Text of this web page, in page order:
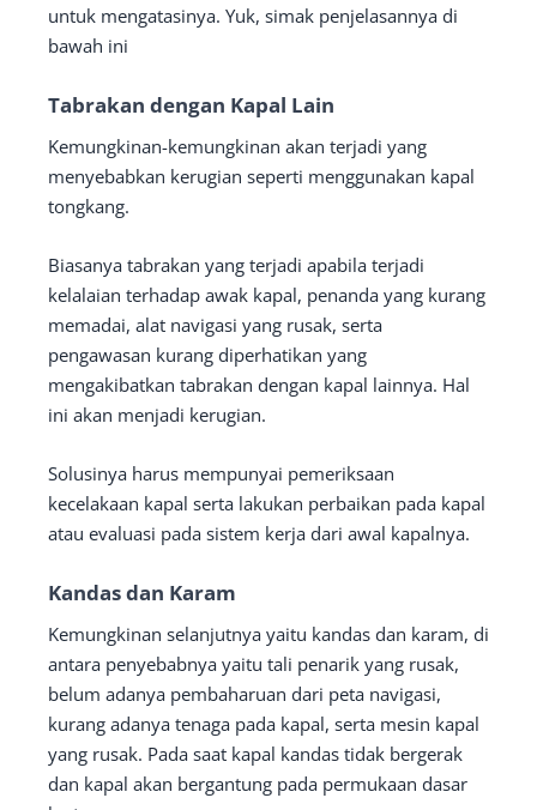
untuk mengatasinya. Yuk, simak penjelasannya di
bawah ini
Tabrakan dengan Kapal Lain
Kemungkinan-kemungkinan akan terjadi yang
menyebabkan kerugian seperti menggunakan kapal
tongkang.
Biasanya tabrakan yang terjadi apabila terjadi
kelalaian terhadap awak kapal, penanda yang kurang
memadai, alat navigasi yang rusak, serta
pengawasan kurang diperhatikan yang
mengakibatkan tabrakan dengan kapal lainnya. Hal
ini akan menjadi kerugian.
Solusinya harus mempunyai pemeriksaan
kecelakaan kapal serta lakukan perbaikan pada kapal
atau evaluasi pada sistem kerja dari awal kapalnya.
Kandas dan Karam
Kemungkinan selanjutnya yaitu kandas dan karam, di
antara penyebabnya yaitu tali penarik yang rusak,
belum adanya pembaharuan dari peta navigasi,
kurang adanya tenaga pada kapal, serta mesin kapal
yang rusak. Pada saat kapal kandas tidak bergerak
dan kapal akan bergantung pada permukaan dasar